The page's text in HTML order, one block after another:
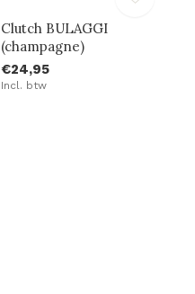
Clutch BULAGGI
(champagne)
€24,95
Incl. btw